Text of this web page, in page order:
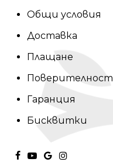
Общи условия
Доставка
Плащане
Поверителност
Гаранция
Бисквитки
facebook
youtube
google-instagram